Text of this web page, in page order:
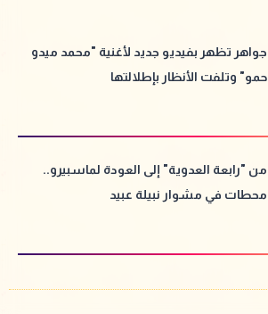
جواهر تظهر بفيديو جديد لأغنية "محمد ميدو
حمو" وتلفت الأنظار بإطلالتها
من "رابعة العدوية" إلى العودة لماسبيرو..
محطات في مشوار نبيلة عبيد